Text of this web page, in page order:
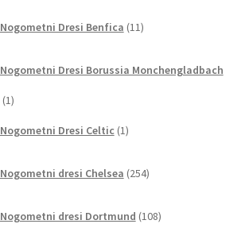
Nogometni Dresi Benfica 11izdelkov
Nogometni Dresi Borussia Monchengladbach
11
Nogometni Dresi Celtic 1izdelek
Nogometni dresi Chelsea 254izdelkov
Nogometni dresi Dortmund 108izdelkov